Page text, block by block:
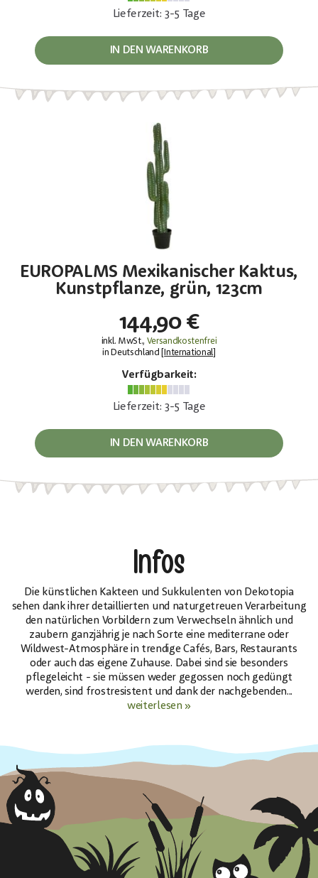
Lieferzeit: 3-5 Tage
IN DEN WARENKORB
EUROPALMS Mexikanischer Kaktus,
Kunstpflanze, grün, 123cm
144,90 €
inkl. MwSt., Versandkostenfrei
in Deutschland [
International
Verfügbarkeit:
Lieferzeit: 3-5 Tage
IN DEN WARENKORB
Infos
Die künstlichen Kakteen und Sukkulenten von Dekotopia
sehen dank ihrer detaillierten und naturgetreuen Verarbeitung
den natürlichen Vorbildern zum Verwechseln ähnlich und
zaubern ganzjährig je nach Sorte eine mediterrane oder
Wildwest-Atmosphäre in trendige Cafés, Bars, Restaurants
oder auch das eigene Zuhause. Dabei sind sie besonders
pflegeleicht - sie müssen weder gegossen noch gedüngt
werden, sind frostresistent und dank der nachgebenden...
weiterlesen »